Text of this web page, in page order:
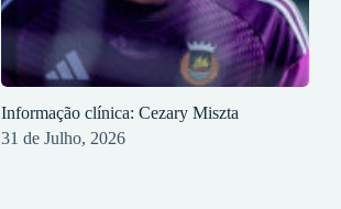
Informação clínica: Cezary Miszta
31 de Julho, 2026